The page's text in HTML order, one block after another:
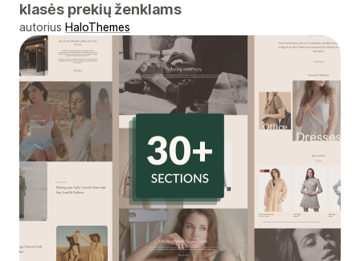
klasės prekių ženklams
autorius HaloThemes